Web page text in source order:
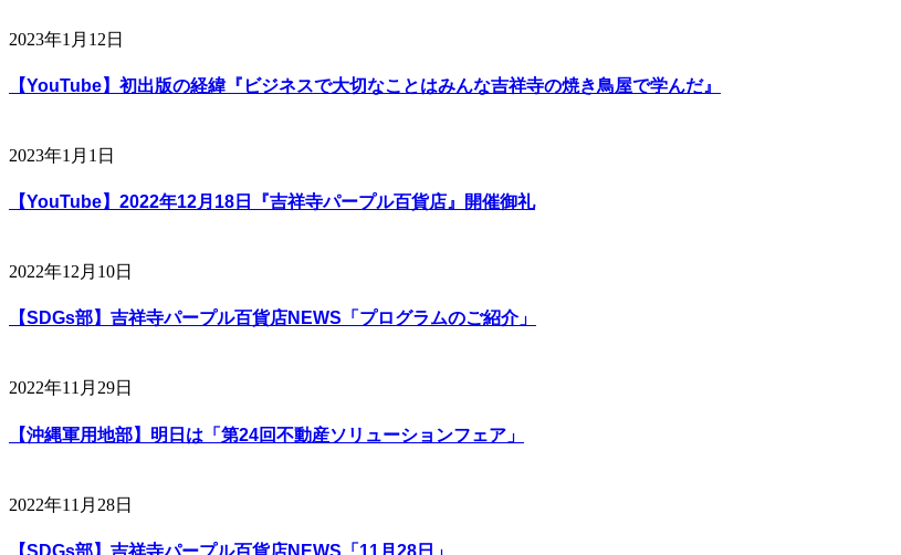
2023年1月12日
【YouTube】初出版の経緯『ビジネスで大切なことはみんな吉祥寺の焼き鳥屋で学んだ』
2023年1月1日
【YouTube】2022年12月18日『吉祥寺パープル百貨店』開催御礼
2022年12月10日
【SDGs部】吉祥寺パープル百貨店NEWS「プログラムのご紹介」
2022年11月29日
【沖縄軍用地部】明日は「第24回不動産ソリューションフェア」
2022年11月28日
【SDGs部】吉祥寺パープル百貨店NEWS「11月28日」